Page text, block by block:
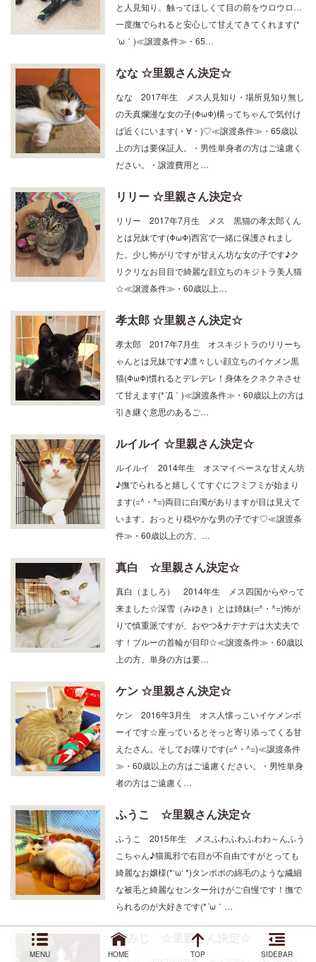
と人見知り。触ってほしくて目の前をウロウロ…
一度撫でられると安心して甘えてきてくれます(*
´ω｀)≪譲渡条件≫・65…
なな ☆里親さん決定☆
なな 2017年生 メス人見知り・場所見知り無し
の天真爛漫な女の子(ΦωΦ)構ってちゃんで気付け
ば近くにいます(・∀・)♡≪譲渡条件≫・65歳以
上の方は要保証人。・男性単身者の方はご遠慮く
ださい。・譲渡費用と…
リリー ☆里親さん決定☆
リリー 2017年7月生 メス 黒猫の孝太郎くん
とは兄妹です(ΦωΦ)西宮で一緒に保護されまし
た。少し怖がりですが甘えん坊な女の子です♪ク
リクリなお目目で綺麗な顔立ちのキジトラ美人猫
☆≪譲渡条件≫・60歳以上…
孝太郎 ☆里親さん決定☆
孝太郎 2017年7月生 オスキジトラのリリーち
ゃんとは兄妹です♪凛々しい顔立ちのイケメン黒
猫(ΦωΦ)慣れるとデレデレ！身体をクネクネさせ
て甘えます(*´Д｀)≪譲渡条件≫・60歳以上の方は
引き継ぐ意思のあるご…
ルイルイ ☆里親さん決定☆
ルイルイ 2014年生 オスマイペースな甘えん坊
♪撫でられると嬉しくてすぐにフミフミが始まり
ます(=^・^=)両目に白濁がありますが目は見えて
います。おっとり穏やかな男の子です♡≪譲渡条
件≫・60歳以上の方、…
真白 ☆里親さん決定☆
真白（ましろ） 2014年生 メス四国からやって
来ました☆深雪（みゆき）とは姉妹(=^・^=)怖が
りで慎重派ですが、おやつ&ナデナデは大丈夫で
す！ブルーの首輪が目印☆≪譲渡条件≫・60歳以
上の方、単身の方は要…
ケン ☆里親さん決定☆
ケン 2016年3月生 オス人懐っこいイケメンボ
ーイです☆座っているとそっと寄り添ってくる甘
えたさん。そしてお喋りです(=^・^=)≪譲渡条件
≫・60歳以上の方はご遠慮ください。・男性単身
者の方はご遠慮く…
ふうこ ☆里親さん決定☆
ふうこ 2015年生 メスふわふわふわわ～んふう
こちゃん♪猫風邪で右目が不自由ですがとっても
綺麗なお嬢様(*‘ω‘ *)タンポポの綿毛のような繊細
な被毛と綺麗なセンター分けがご自慢です！撫で
られるのが大好きです(*´ω｀…
もみじ ☆里親さん決定☆
MENU HOME TOP SIDEBAR